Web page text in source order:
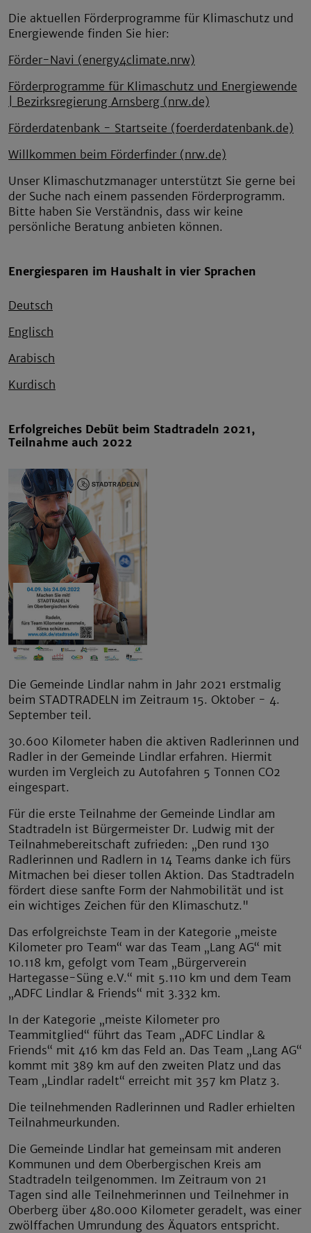
Die aktuellen Förderprogramme für Klimaschutz und
Energiewende finden Sie hier:
Förder-Navi (energy4climate.nrw)
Förderprogramme für Klimaschutz und Energiewende
| Bezirksregierung Arnsberg (nrw.de)
Förderdatenbank - Startseite (foerderdatenbank.de)
Willkommen beim Förderfinder (nrw.de)
Unser Klimaschutzmanager unterstützt Sie gerne bei
der Suche nach einem passenden Förderprogramm.
Bitte haben Sie Verständnis, dass wir keine
persönliche Beratung anbieten können.
Energiesparen im Haushalt in vier Sprachen
Deutsch
Englisch
Arabisch
Kurdisch
Erfolgreiches Debüt beim Stadtradeln 2021,
Teilnahme auch 2022
Die Gemeinde Lindlar nahm in Jahr 2021 erstmalig
beim STADTRADELN im Zeitraum 15. Oktober - 4.
September teil.
30.600 Kilometer haben die aktiven Radlerinnen und
Radler in der Gemeinde Lindlar erfahren. Hiermit
wurden im Vergleich zu Autofahren 5 Tonnen CO2
eingespart.
Für die erste Teilnahme der Gemeinde Lindlar am
Stadtradeln ist Bürgermeister Dr. Ludwig mit der
Teilnahmebereitschaft zufrieden: „Den rund 130
Radlerinnen und Radlern in 14 Teams danke ich fürs
Mitmachen bei dieser tollen Aktion. Das Stadtradeln
fördert diese sanfte Form der Nahmobilität und ist
ein wichtiges Zeichen für den Klimaschutz."
Das erfolgreichste Team in der Kategorie „meiste
Kilometer pro Team“ war das Team „Lang AG“ mit
10.118 km, gefolgt vom Team „Bürgerverein
Hartegasse-Süng e.V.“ mit 5.110 km und dem Team
„ADFC Lindlar & Friends“ mit 3.332 km.
In der Kategorie „meiste Kilometer pro
Teammitglied“ führt das Team „ADFC Lindlar &
Friends“ mit 416 km das Feld an. Das Team „Lang AG“
kommt mit 389 km auf den zweiten Platz und das
Team „Lindlar radelt“ erreicht mit 357 km Platz 3.
Die teilnehmenden Radlerinnen und Radler erhielten
Teilnahmeurkunden.
Die Gemeinde Lindlar hat gemeinsam mit anderen
Kommunen und dem Oberbergischen Kreis am
Stadtradeln teilgenommen. Im Zeitraum von 21
Tagen sind alle Teilnehmerinnen und Teilnehmer in
Oberberg über 480.000 Kilometer geradelt, was einer
zwölffachen Umrundung des Äquators entspricht.